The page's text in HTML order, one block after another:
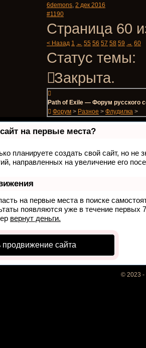
6demons, 2 дек 2016
#1190
Страница 60
< Назад 1 ← 55 56 57 58 59 → 60
Статус темы:
Закрыта.
Path of Exile — Форум русского
Форум > Разное > Флудилка >
на первые места?
планируете создать свой сайт, но не
направленных на увеличение его
на первые места в поиске
появляются уже в течение первых
вернут деньги.
продвижение сайта
© 2023 -